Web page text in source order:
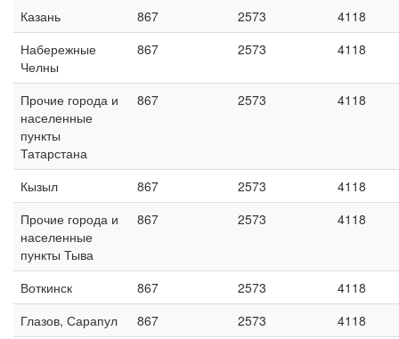
Казань
867 2573
4118
Набережные
Челны
867 2573 4118
Прочие города и
населенные
пункты
Татарстана
867 2573 4118
Кызыл 867 2573
4118
Прочие города и
населенные
пункты Тыва
867 2573 4118
Воткинск 867 2573
4118
Глазов, Сарапул
867 2573
4118